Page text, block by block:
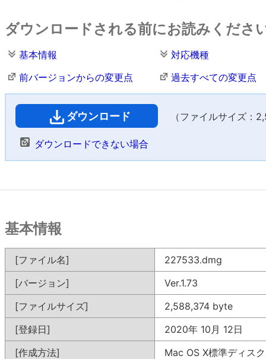
ダウンロードされる前にお読みくださ
基本情報
対応機種
前バージョンからの変更点
過去すべての変更点
ダウンロード （ファイルサイズ：
ダウンロードできない場合
基本情報
[ファイル名]
227533.dmg
[バージョン]
Ver.1.73
[ファイルサイズ]
2,588,374 byte
[登録日]
2020年 10月 12日
[作成方法]
Mac OS X標準ディス